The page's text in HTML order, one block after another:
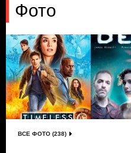
Фото
ВСЕ ФОТО (238)